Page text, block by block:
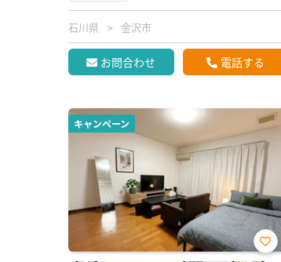
石川県 金沢市
お問合わせ 電話する
キャンペーン